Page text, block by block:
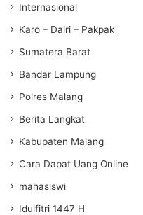
Internasional
Karo – Dairi – Pakpak
Sumatera Barat
Bandar Lampung
Polres Malang
Berita Langkat
Kabupaten Malang
Cara Dapat Uang Online
mahasiswi
Idulfitri 1447 H